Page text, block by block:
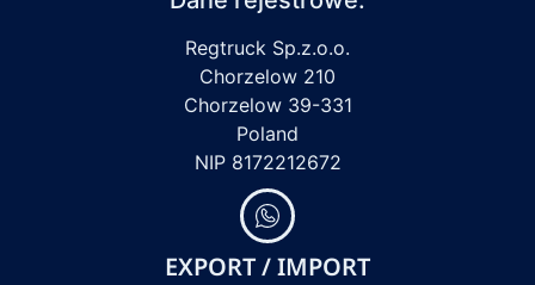
Regtruck Sp.z.o.o.
Chorzelow 210
Chorzelow 39-331
Poland
NIP 8172212672
EXPORT / IMPORT